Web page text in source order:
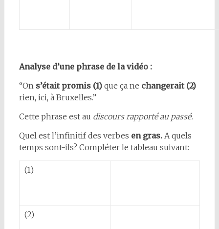
Analyse d’une phrase de la vidéo :
“On s’était promis (1)que ça ne changerait (2)
rien, ici, à Bruxelles.”
Cette phrase est au discours rapporté au passé.
Quel est l’infinitif des verbes en gras. A quels
temps sont-ils? Compléter le tableau suivant:
(1)
(2)